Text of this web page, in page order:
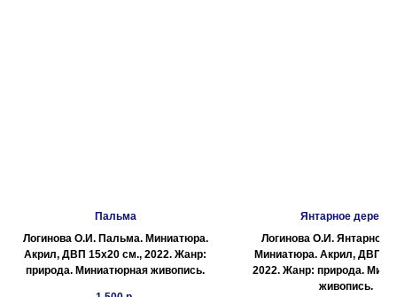
Пальма
Логинова О.И. Пальма. Миниатюра.
Акрил, ДВП 15х20 см., 2022. Жанр:
природа. Миниатюрная живопись.
Янтарное дерево
Логинова О.И. Янтарное
Миниатюра. Акрил, ДВП
2022. Жанр: природа.
живопись.